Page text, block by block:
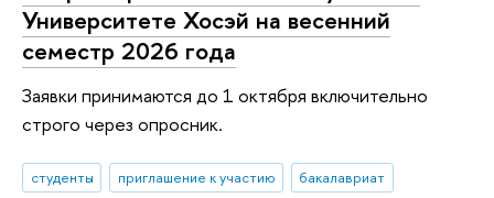
Университете Хосэй на весенний
семестр 2026 года
Заявки принимаются до 1 октября включительно
строго через опросник.
студенты приглашение к участию
бакалавриат